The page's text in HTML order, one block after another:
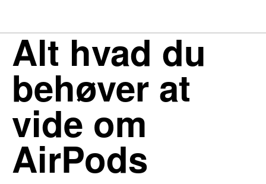
Alt hvad du
behøver at
vide om
AirPods